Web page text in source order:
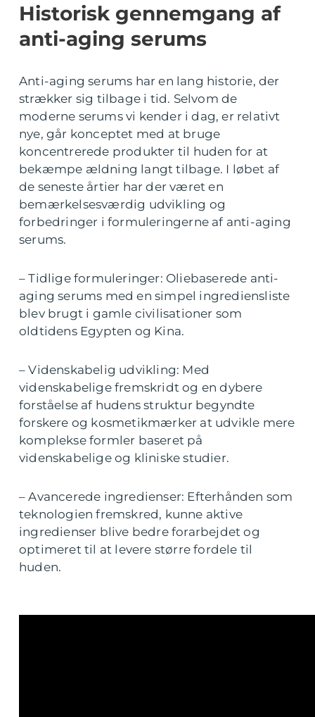
Historisk gennemgang af
anti-aging serums
Anti-aging serums har en lang historie, der
strækker sig tilbage i tid. Selvom de
moderne serums vi kender i dag, er relativt
nye, går konceptet med at bruge
koncentrerede produkter til huden for at
bekæmpe ældning langt tilbage. I løbet af
de seneste årtier har der været en
bemærkelsesværdig udvikling og
forbedringer i formuleringerne af anti-aging
serums.
– Tidlige formuleringer: Oliebaserede anti-
aging serums med en simpel ingrediensliste
blev brugt i gamle civilisationer som
oldtidens Egypten og Kina.
– Videnskabelig udvikling: Med
videnskabelige fremskridt og en dybere
forståelse af hudens struktur begyndte
forskere og kosmetikmærker at udvikle mere
komplekse formler baseret på
videnskabelige og kliniske studier.
– Avancerede ingredienser: Efterhånden som
teknologien fremskred, kunne aktive
ingredienser blive bedre forarbejdet og
optimeret til at levere større fordele til
huden.